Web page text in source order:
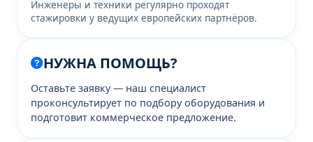
Инженеры и техники регулярно проходят
стажировки у ведущих европейских партнёров.
НУЖНА ПОМОЩЬ?
Оставьте заявку — наш специалист
проконсультирует по подбору оборудования и
подготовит коммерческое предложение.